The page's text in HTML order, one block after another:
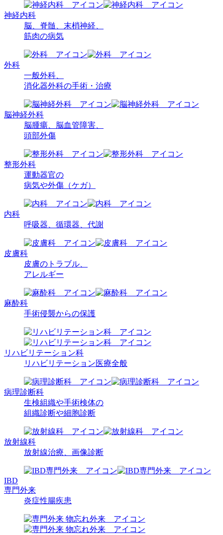
神経内科
脳、脊髄、 末梢神経、
筋肉の病気
外科
一般外科、
消化器外科の手術・治療
脳神経外科
脳腫瘍、
脳血管障害、
頭部外傷
整形外科
運動器官の
病気や外傷（ケガ）
内科
呼吸器、 循環器、 代謝
皮膚科
皮膚のトラブル、
アレルギー
麻酔科
手術侵襲からの保護
リハビリ テーション科
リハビリテーション医療全般
病理診断科
生検組織や手術検体の
組織診断や細胞診断
放射線科
放射線治療、 画像診断
IBD
専門外来
炎症性腸疾患